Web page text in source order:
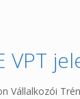
VPT
Vállalkozói